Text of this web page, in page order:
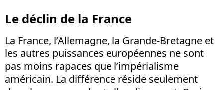
Le déclin de la France
La France, l’Allemagne, la Grande-Bretagne et
les autres puissances européennes ne sont
pas moins rapaces que l’impérialisme
américain. La différence réside seulement